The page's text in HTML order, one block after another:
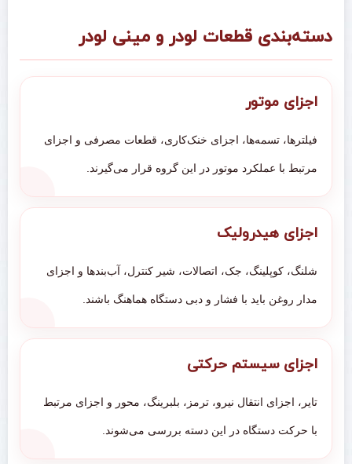
دسته‌بندی قطعات لودر و مینی لودر
اجزای موتور
فیلترها، تسمه‌ها، اجزای خنک‌کاری، قطعات مصرفی و اجزای
مرتبط با عملکرد موتور در این گروه قرار می‌گیرند.
اجزای هیدرولیک
شلنگ، کوپلینگ، جک، اتصالات، شیر کنترل، آب‌بندها و اجزای
مدار روغن باید با فشار و دبی دستگاه هماهنگ باشند.
اجزای سیستم حرکتی
تایر، اجزای انتقال نیرو، ترمز، بلبرینگ، محور و اجزای مرتبط
با حرکت دستگاه در این دسته بررسی می‌شوند.